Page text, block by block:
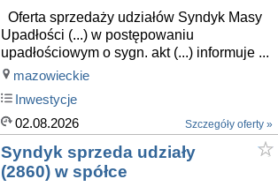
Oferta sprzedaży udziałów Syndyk Masy
Upadłości (...) w postępowaniu
upadłościowym o sygn. akt (...) informuje ...
mazowieckie
Inwestycje
02.08.2026
Szczegóły oferty »
Syndyk sprzeda udziały
(2860) w spółce